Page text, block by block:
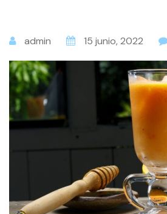
admin 15 junio, 2022